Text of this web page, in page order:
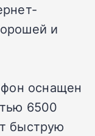
и
оснащен
6500
быструю